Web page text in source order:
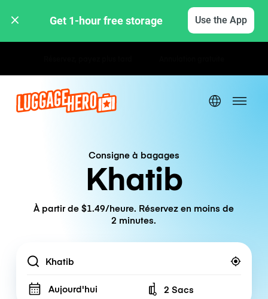
Get 1-hour free storage Use the App
Consigne à bagages
Khatib
À partir de $1.49/heure. Réservez en moins de
2 minutes.
Location
Aujourd'hui Number of bags
2 Sacs